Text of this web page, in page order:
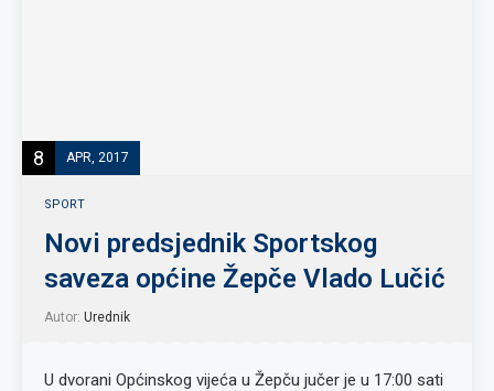
8 APR, 2017
SPORT
Novi predsjednik Sportskog
saveza općine Žepče Vlado Lučić
Autor: Urednik
U dvorani Općinskog vijeća u Žepču jučer je u 17:00 sati